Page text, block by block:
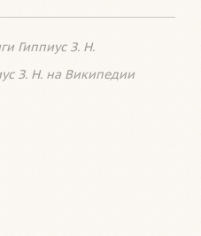
Гиппиус З. Н.
З. Н. на Википедии